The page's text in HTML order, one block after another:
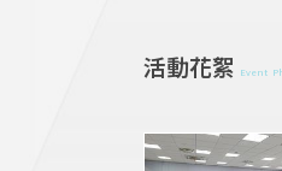
活動花絮 Event